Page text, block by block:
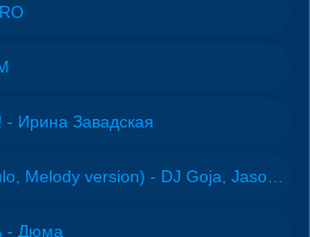
- Ирина Завадская
- Дюма